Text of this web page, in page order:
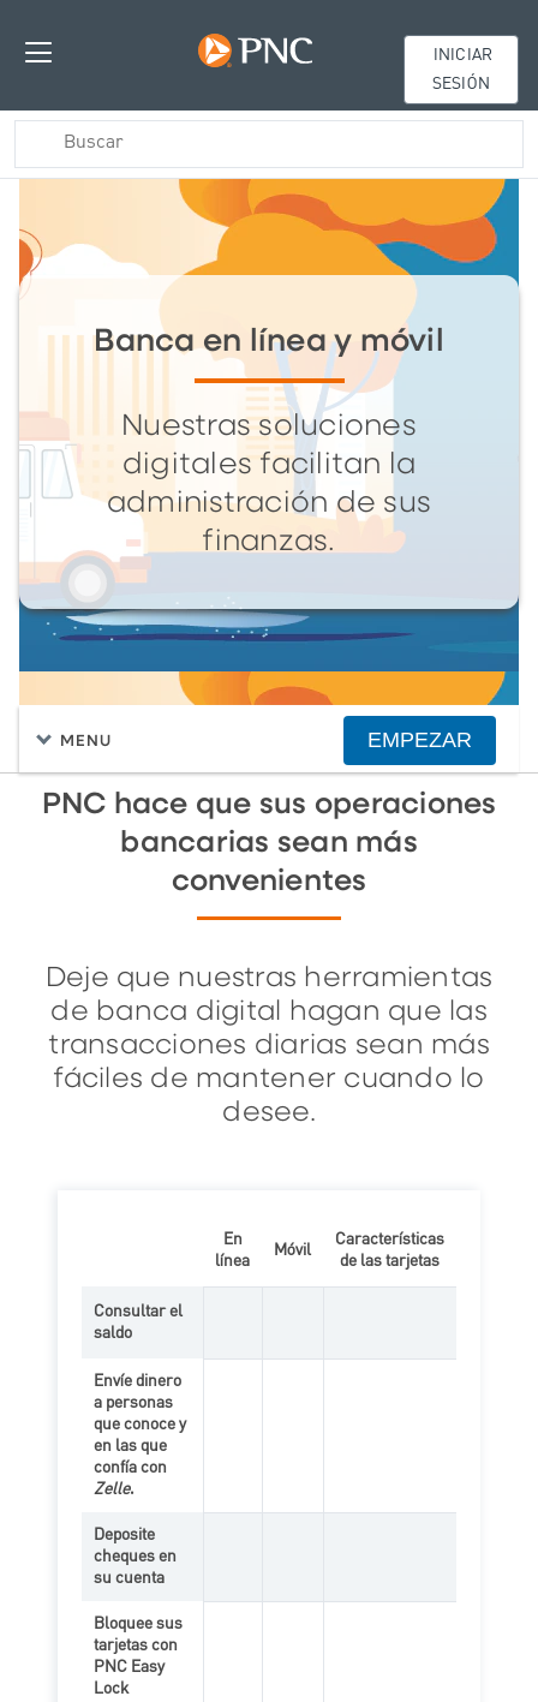
INICIAR
SESIÓN
Banca en línea y móvil
Nuestras soluciones
digitales facilitan la
administración de sus
finanzas.
MENU EMPEZAR
PNC hace que sus operaciones
bancarias sean más
convenientes
Deje que nuestras herramientas
de banca digital hagan que las
transacciones diarias sean más
fáciles de mantener cuando lo
desee.
En
línea
Móvil
Características
de las tarjetas
Consultar el
saldo
Envíe dinero
a personas
que conoce y
en las que
confía con
Zelle.
Deposite
cheques en
su cuenta
Bloquee sus
tarjetas con
PNC Easy
Lock